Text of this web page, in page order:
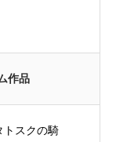
作品
トスクの騎